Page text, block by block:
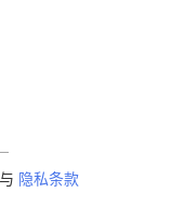
与 隐私条款3,158